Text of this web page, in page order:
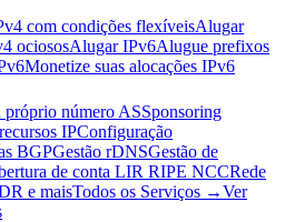
com condições flexíveisAlugar
ociososAlugar IPv6Alugue prefixos
Monetize suas alocações IPv6
próprio número ASSponsoring
IPConfiguração
BGPGestão rDNSGestão de
de conta LIR RIPE NCCRede
e maisTodos os Serviços →Ver